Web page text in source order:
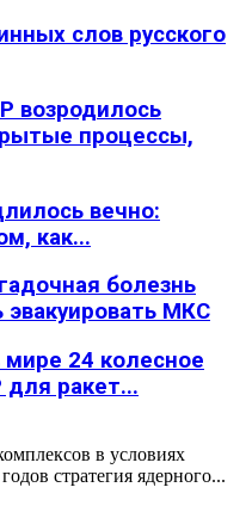
слов русского
возродилось
процессы,
вечно:
как...
болезнь
МКС
24 колесное
ракет...
в условиях
стратегия ядерного...